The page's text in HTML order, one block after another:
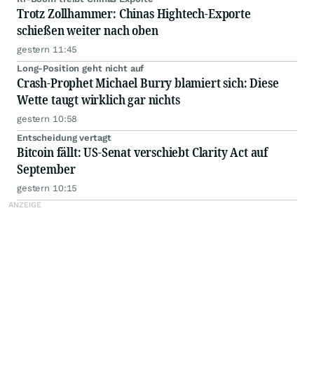
Trotz Zollhammer: Chinas Hightech-Exporte
schießen weiter nach oben
gestern 11:45
Long-Position geht nicht auf
Crash-Prophet Michael Burry blamiert sich: Diese
Wette taugt wirklich gar nichts
gestern 10:58
Entscheidung vertagt
Bitcoin fällt: US-Senat verschiebt Clarity Act auf
September
gestern 10:15